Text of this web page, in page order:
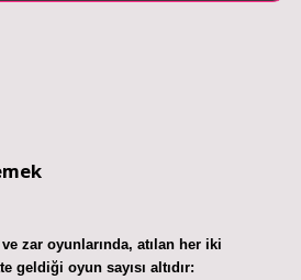
zar oyunlarında, atılan her iki
geldiği oyun sayısı altıdır: